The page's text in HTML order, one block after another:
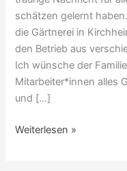
schätzen gelernt
die Gärtnerei in
den Betrieb aus
Ich wünsche der
Mitarbeiter*innen alles
und […]
Weiterlesen »